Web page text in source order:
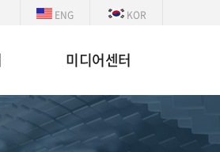
ENG KOR
미디어센터